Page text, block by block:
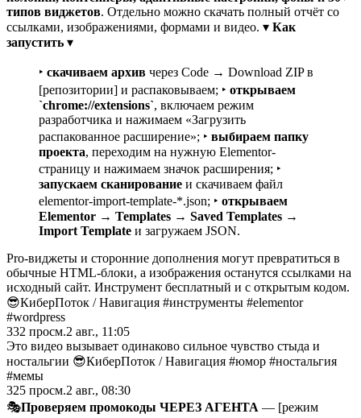
типов виджетов. Отдельно можно скачать полный отчёт со
ссылками, изображениями, формами и видео. ▾ Как
запустить ▾
‣ скачиваем архив через Code → Download ZIP в
[репозитории] и распаковываем; ‣ открываем
`chrome://extensions`, включаем режим
разработчика и нажимаем «Загрузить
распакованное расширение»; ‣ выбираем папку
проекта, переходим на нужную Elementor-
страницу и нажимаем значок расширения; ‣
запускаем сканирование и скачиваем файл
elementor-import-template-*.json; ‣ открываем
Elementor → Templates → Saved Templates →
Import Template и загружаем JSON.
Pro-виджеты и сторонние дополнения могут превратиться в
обычные HTML-блоки, а изображения останутся ссылками на
исходный сайт. Инструмент бесплатный и с открытым кодом.
😎КиберПоток / Навигация #инструменты #elementor
#wordpress
332 просм.2 авг., 11:05
Это видео вызывает одинаково сильное чувство стыда и
ностальгии 😎КиберПоток / Навигация #юмор #ностальгия
#мемы
325 просм.2 авг., 08:30
🎭Проверяем промокоды ЧЕРЕЗ АГЕНТА — [режим